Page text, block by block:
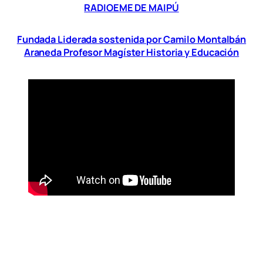
RADIOEME DE MAIPÚ
Fundada Liderada sostenida por Camilo Montalbán
Araneda Profesor Magíster Historia y Educación